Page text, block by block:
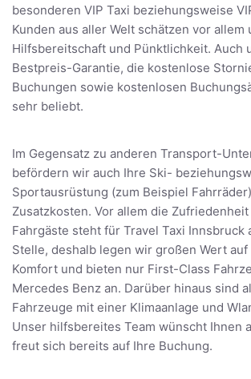
besonderen VIP Taxi beziehungsweise
Kunden aus aller Welt schätzen vor allem
Hilfsbereitschaft und Pünktlichkeit. Auch
Bestpreis-Garantie, die kostenlose
Buchungen sowie kostenlosen
sehr beliebt.
Im Gegensatz zu anderen Transport-
befördern wir auch Ihre Ski-
Sportausrüstung (zum Beispiel
Zusatzkosten. Vor allem die
Fahrgäste steht für Travel Taxi Innsbruck
Stelle, deshalb legen wir großen Wert
Komfort und bieten nur First-Class
Mercedes Benz an. Darüber hinaus sind
Fahrzeuge mit einer Klimaanlage und
Unser hilfsbereites Team wünscht Ihnen
freut sich bereits auf Ihre Buchung.